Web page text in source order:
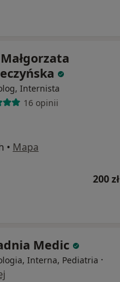
Internista
16 opinii
• Mapa
200 zł
Medic
Interna, Pediatria ·